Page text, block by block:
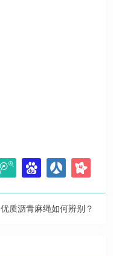
优质沥青麻绳如何辨别？